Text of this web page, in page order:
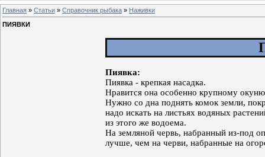
Главная » Статьи » Справочник рыбака » Наживки
ПИЯВКИ
Пиявка:
Пиявка - крепкая насадка.
Нравится она особенно крупному
Нужно со дна поднять комок земли,
надо искать на листьях водяных
из этого же водоема.
На земляной червь, набранный из-под
лучше, чем на черви, набранные на